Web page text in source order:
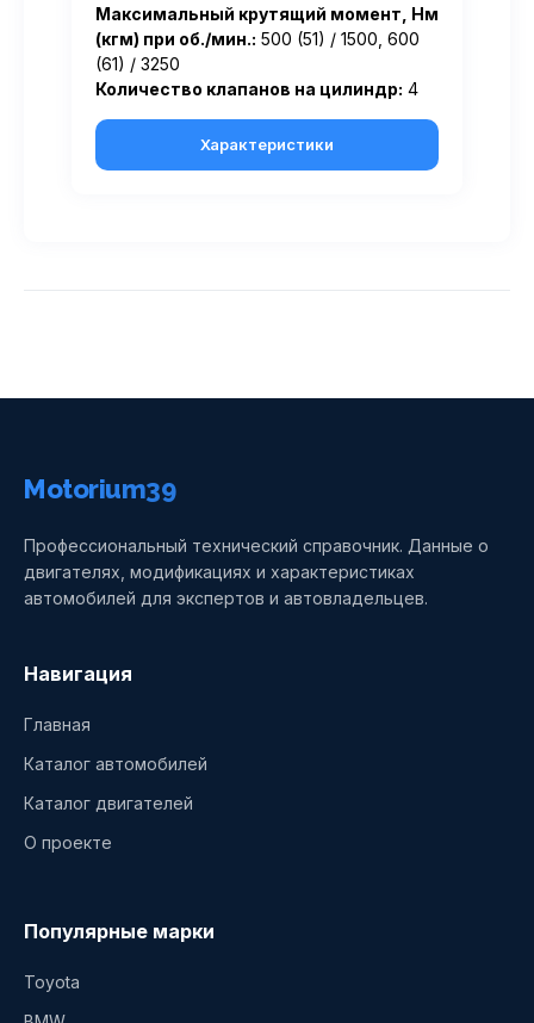
Максимальный крутящий момент, Нм
(кгм) при об./мин.: 500 (51) / 1500, 600
(61) / 3250
Количество клапанов на цилиндр: 4
Характеристики
Motorium39
Профессиональный технический справочник. Данные о
двигателях, модификациях и характеристиках
автомобилей для экспертов и автовладельцев.
Навигация
Главная
Каталог автомобилей
Каталог двигателей
О проекте
Популярные марки
Toyota